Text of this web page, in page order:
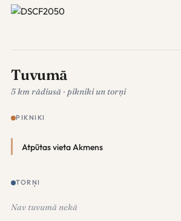
Tuvumā
5 km rādiusā · pikniki un torņi
PIKNIKI
Atpūtas vieta Akmens
TORŅI
Nav tuvumā nekā